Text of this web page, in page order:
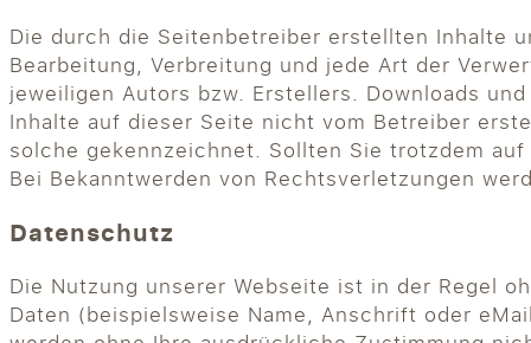
Die durch die Seitenbetreiber erstellten Inhalte
Bearbeitung, Verbreitung und jede Art der
jeweiligen Autors bzw. Erstellers. Downloads
Inhalte auf dieser Seite nicht vom Betreiber
solche gekennzeichnet. Sollten Sie trotzdem
Bei Bekanntwerden von Rechtsverletzungen
Datenschutz
Die Nutzung unserer Webseite ist in der Regel
Daten (beispielsweise Name, Anschrift oder